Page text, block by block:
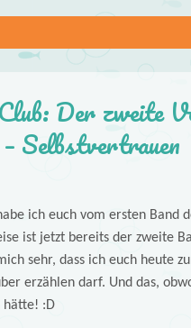
Der zweite
Selbstvertrauen
ich euch vom ersten Band
ist jetzt bereits der zweite
sehr, dass ich euch heute
erzählen darf. Und das,
hätte! :D